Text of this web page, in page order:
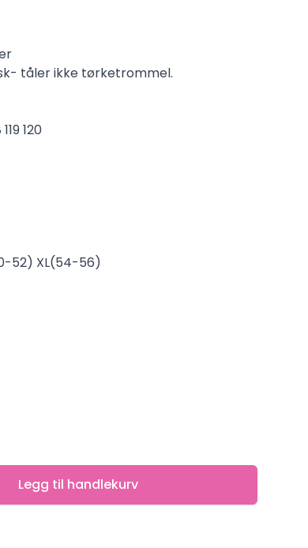
tåler ikke tørketrommel.
120
52) XL(54-56)
Legg til handlekurv